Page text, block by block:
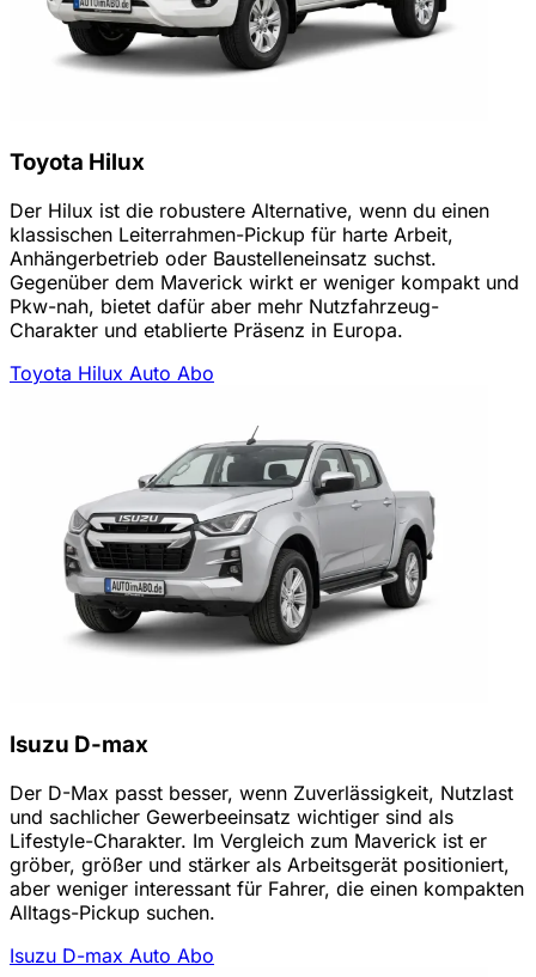
Toyota Hilux
Der Hilux ist die robustere Alternative, wenn du einen
klassischen Leiterrahmen-Pickup für harte Arbeit,
Anhängerbetrieb oder Baustelleneinsatz suchst.
Gegenüber dem Maverick wirkt er weniger kompakt und
Pkw-nah, bietet dafür aber mehr Nutzfahrzeug-
Charakter und etablierte Präsenz in Europa.
Toyota Hilux Auto Abo
Isuzu D-max
Der D-Max passt besser, wenn Zuverlässigkeit, Nutzlast
und sachlicher Gewerbeeinsatz wichtiger sind als
Lifestyle-Charakter. Im Vergleich zum Maverick ist er
gröber, größer und stärker als Arbeitsgerät positioniert,
aber weniger interessant für Fahrer, die einen kompakten
Alltags-Pickup suchen.
Isuzu D-max Auto Abo